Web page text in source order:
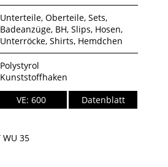
Unterteile, Oberteile, Sets,
Badeanzüge, BH, Slips, Hosen,
Unterröcke, Shirts, Hemdchen
Polystyrol
Kunststoffhaken
VE: 600 Datenblatt